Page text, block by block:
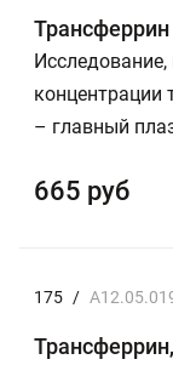
Трансферрин
концентрации
– главный
665 руб
175 /